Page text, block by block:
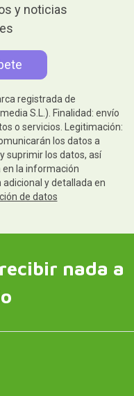
y noticias
registrada de
S.L.). Finalidad: envío
o servicios. Legitimación:
los datos a
suprimir los datos, así
en la información
y detallada en
de datos
nada a